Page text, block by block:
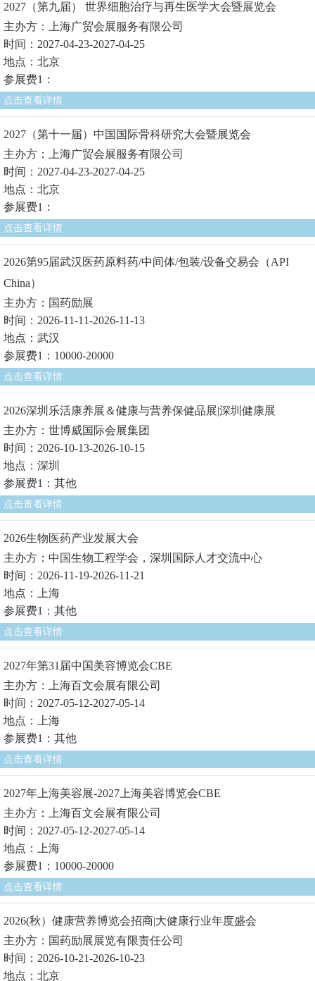
2027（第九届） 世界细胞治疗与再生医学大会暨展览会
主办方：上海广贸会展服务有限公司
时间：2027-04-23-2027-04-25
地点：北京
参展费1：
点击查看详情
2027（第十一届）中国国际骨科研究大会暨展览会
主办方：上海广贸会展服务有限公司
时间：2027-04-23-2027-04-25
地点：北京
参展费1：
点击查看详情
2026第95届武汉医药原料药/中间体/包装/设备交易会（API
China）
主办方：国药励展
时间：2026-11-11-2026-11-13
地点：武汉
参展费1：10000-20000
点击查看详情
2026深圳乐活康养展＆健康与营养保健品展|深圳健康展
主办方：世博威国际会展集团
时间：2026-10-13-2026-10-15
地点：深圳
参展费1：其他
点击查看详情
2026生物医药产业发展大会
主办方：中国生物工程学会，深圳国际人才交流中心
时间：2026-11-19-2026-11-21
地点：上海
参展费1：其他
点击查看详情
2027年第31届中国美容博览会CBE
主办方：上海百文会展有限公司
时间：2027-05-12-2027-05-14
地点：上海
参展费1：其他
点击查看详情
2027年上海美容展-2027上海美容博览会CBE
主办方：上海百文会展有限公司
时间：2027-05-12-2027-05-14
地点：上海
参展费1：10000-20000
点击查看详情
2026(秋）健康营养博览会招商|大健康行业年度盛会
主办方：国药励展展览有限责任公司
时间：2026-10-21-2026-10-23
地点：北京